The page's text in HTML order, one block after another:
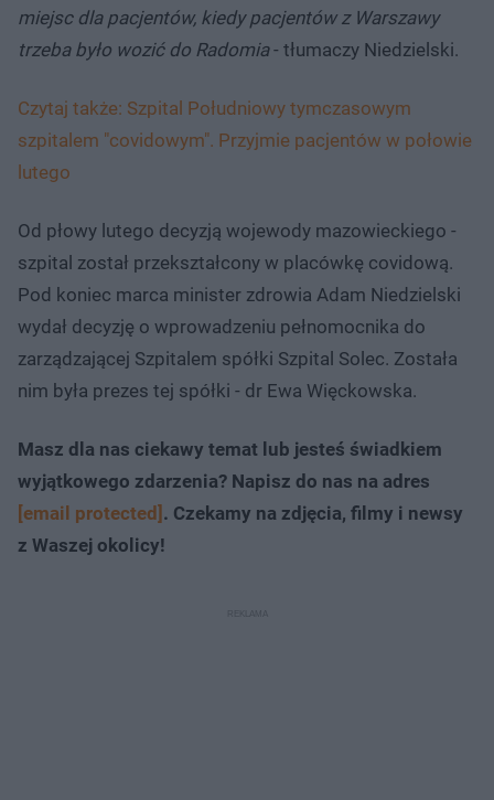
miejsc dla pacjentów, kiedy pacjentów z Warszawy
trzeba było wozić do Radomia- tłumaczy Niedzielski.
Czytaj także: Szpital Południowy tymczasowym
szpitalem "covidowym". Przyjmie pacjentów w połowie
lutego
Od płowy lutego decyzją wojewody mazowieckiego -
szpital został przekształcony w placówkę covidową.
Pod koniec marca minister zdrowia Adam Niedzielski
wydał decyzję o wprowadzeniu pełnomocnika do
zarządzającej Szpitalem spółki Szpital Solec. Została
nim była prezes tej spółki - dr Ewa Więckowska.
Masz dla nas ciekawy temat lub jesteś świadkiem
wyjątkowego zdarzenia? Napisz do nas na adres
[email protected] . Czekamy na zdjęcia, filmy i newsy
z Waszej okolicy!